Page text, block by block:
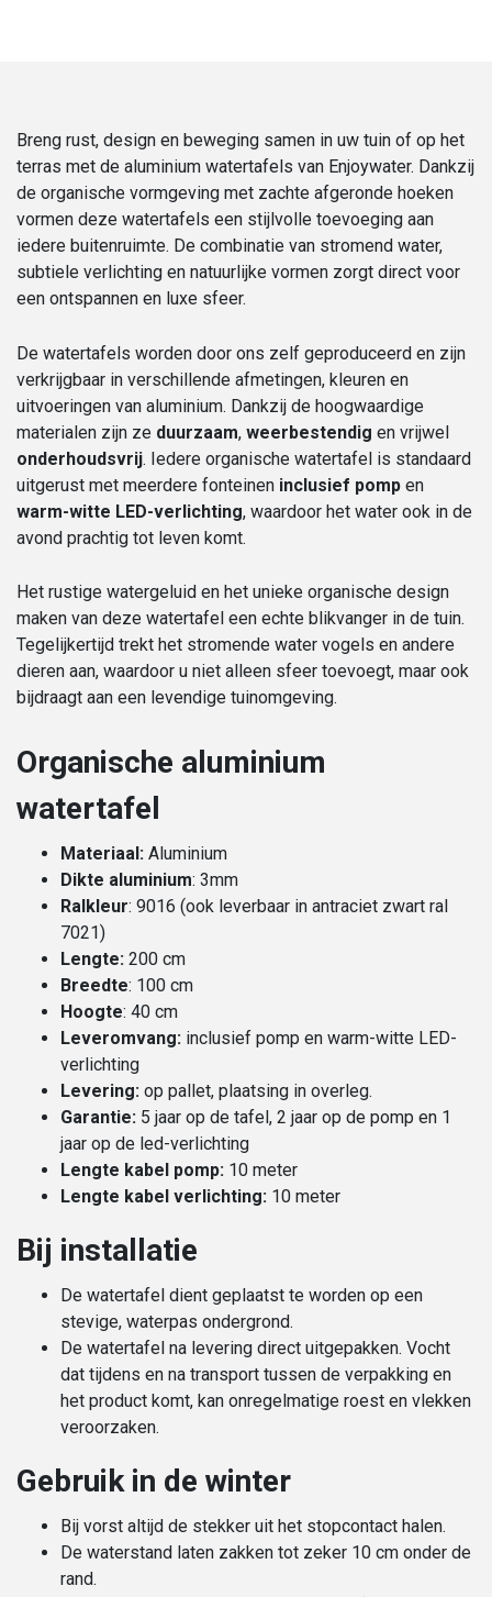
Breng rust, design en beweging samen in uw tuin of op het
terras met de aluminium watertafels van Enjoywater. Dankzij
de organische vormgeving met zachte afgeronde hoeken
vormen deze watertafels een stijlvolle toevoeging aan
iedere buitenruimte. De combinatie van stromend water,
subtiele verlichting en natuurlijke vormen zorgt direct voor
een ontspannen en luxe sfeer.
De watertafels worden door ons zelf geproduceerd en zijn
verkrijgbaar in verschillende afmetingen, kleuren en
uitvoeringen van aluminium. Dankzij de hoogwaardige
materialen zijn ze duurzaam, weerbestendig en vrijwel
onderhoudsvrij. Iedere organische watertafel is standaard
uitgerust met meerdere fonteinen inclusief pomp en
warm-witte LED-verlichting, waardoor het water ook in de
avond prachtig tot leven komt.
Het rustige watergeluid en het unieke organische design
maken van deze watertafel een echte blikvanger in de tuin.
Tegelijkertijd trekt het stromende water vogels en andere
dieren aan, waardoor u niet alleen sfeer toevoegt, maar ook
bijdraagt aan een levendige tuinomgeving.
Organische aluminium
watertafel
Materiaal: Aluminium
Dikte aluminium: 3mm
Ralkleur: 9016 (ook leverbaar in antraciet zwart ral
7021)
Lengte: 200 cm
Breedte: 100 cm
Hoogte: 40 cm
Leveromvang: inclusief pomp en warm-witte LED-
verlichting
Levering: op pallet, plaatsing in overleg.
Garantie: 5 jaar op de tafel, 2 jaar op de pomp en 1
jaar op de led-verlichting
Lengte kabel pomp: 10 meter
Lengte kabel verlichting: 10 meter
Bij installatie
De watertafel dient geplaatst te worden op een
stevige, waterpas ondergrond.
De watertafel na levering direct uitgepakken. Vocht
dat tijdens en na transport tussen de verpakking en
het product komt, kan onregelmatige roest en vlekken
veroorzaken.
Gebruik in de winter
Bij vorst altijd de stekker uit het stopcontact halen.
De waterstand laten zakken tot zeker 10 cm onder de
rand.